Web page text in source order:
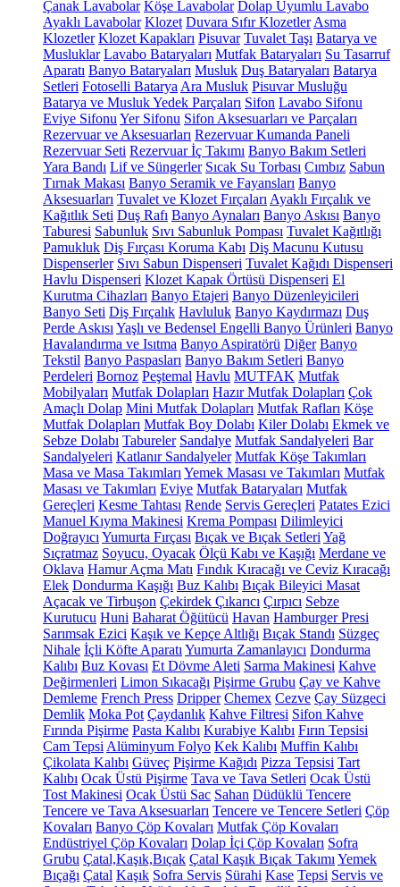
Çanak Lavabolar Köşe Lavabolar Dolap Uyumlu Lavabo
Ayaklı Lavabolar Klozet Duvara Sıfır Klozetler Asma
Klozetler Klozet Kapakları Pisuvar Tuvalet Taşı Batarya ve
Musluklar Lavabo Bataryaları Mutfak Bataryaları Su Tasarruf
Aparatı Banyo Bataryaları Musluk Duş Bataryaları Batarya
Setleri Fotoselli Batarya Ara Musluk Pisuvar Musluğu
Batarya ve Musluk Yedek Parçaları Sifon Lavabo Sifonu
Eviye Sifonu Yer Sifonu Sifon Aksesuarları ve Parçaları
Rezervuar ve Aksesuarları Rezervuar Kumanda Paneli
Rezervuar Seti Rezervuar İç Takımı Banyo Bakım Setleri
Yara Bandı Lif ve Süngerler Sıcak Su Torbası Cımbız Sabun
Tırnak Makası Banyo Seramik ve Fayansları Banyo
Aksesuarları Tuvalet ve Klozet Fırçaları Ayaklı Fırçalık ve
Kağıtlık Seti Duş Rafı Banyo Aynaları Banyo Askısı Banyo
Taburesi Sabunluk Sıvı Sabunluk Pompası Tuvalet Kağıtlığı
Pamukluk Diş Fırçası Koruma Kabı Diş Macunu Kutusu
Dispenserler Sıvı Sabun Dispenseri Tuvalet Kağıdı Dispenseri
Havlu Dispenseri Klozet Kapak Örtüsü Dispenseri El
Kurutma Cihazları Banyo Etajeri Banyo Düzenleyicileri
Banyo Seti Diş Fırçalık Havluluk Banyo Kaydırmazı Duş
Perde Askısı Yaşlı ve Bedensel Engelli Banyo Ürünleri Banyo
Havalandırma ve Isıtma Banyo Aspiratörü Diğer Banyo
Tekstil Banyo Paspasları Banyo Bakım Setleri Banyo
Perdeleri Bornoz Peştemal Havlu MUTFAK Mutfak
Mobilyaları Mutfak Dolapları Hazır Mutfak Dolapları Çok
Amaçlı Dolap Mini Mutfak Dolapları Mutfak Rafları Köşe
Mutfak Dolapları Mutfak Boy Dolabı Kiler Dolabı Ekmek ve
Sebze Dolabı Tabureler Sandalye Mutfak Sandalyeleri Bar
Sandalyeleri Katlanır Sandalyeler Mutfak Köşe Takımları
Masa ve Masa Takımları Yemek Masası ve Takımları Mutfak
Masası ve Takımları Eviye Mutfak Bataryaları Mutfak
Gereçleri Kesme Tahtası Rende Servis Gereçleri Patates Ezici
Manuel Kıyma Makinesi Krema Pompası Dilimleyici
Doğrayıcı Yumurta Fırçası Bıçak ve Bıçak Setleri Yağ
Sıçratmaz Soyucu, Oyacak Ölçü Kabı ve Kaşığı Merdane ve
Oklava Hamur Açma Matı Fındık Kıracağı ve Ceviz Kıracağı
Elek Dondurma Kaşığı Buz Kalıbı Bıçak Bileyici Masat
Açacak ve Tirbuşon Çekirdek Çıkarıcı Çırpıcı Sebze
Kurutucu Huni Baharat Öğütücü Havan Hamburger Presi
Sarımsak Ezici Kaşık ve Kepçe Altlığı Bıçak Standı Süzgeç
Nihale İçli Köfte Aparatı Yumurta Zamanlayıcı Dondurma
Kalıbı Buz Kovası Et Dövme Aleti Sarma Makinesi Kahve
Değirmenleri Limon Sıkacağı Pişirme Grubu Çay ve Kahve
Demleme French Press Dripper Chemex Cezve Çay Süzgeci
Demlik Moka Pot Çaydanlık Kahve Filtresi Sifon Kahve
Fırında Pişirme Pasta Kalıbı Kurabiye Kalıbı Fırın Tepsisi
Cam Tepsi Alüminyum Folyo Kek Kalıbı Muffin Kalıbı
Çikolata Kalıbı Güveç Pişirme Kağıdı Pizza Tepsisi Tart
Kalıbı Ocak Üstü Pişirme Tava ve Tava Setleri Ocak Üstü
Tost Makinesi Ocak Üstü Sac Sahan Düdüklü Tencere
Tencere ve Tava Aksesuarları Tencere ve Tencere Setleri Çöp
Kovaları Banyo Çöp Kovaları Mutfak Çöp Kovaları
Endüstriyel Çöp Kovaları Dolap İçi Çöp Kovaları Sofra
Grubu Çatal,Kaşık,Bıçak Çatal Kaşık Bıçak Takımı Yemek
Bıçağı Çatal Kaşık Sofra Servis Sürahi Kase Tepsi Servis ve